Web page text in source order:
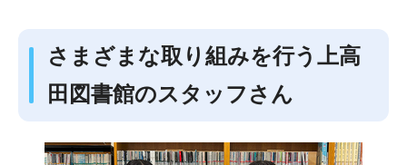
さまざまな取り組みを行う上高
田図書館のスタッフさん